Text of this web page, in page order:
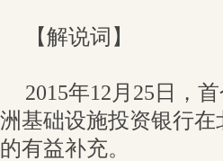
【解说词】
2015年12月25日，
洲基础设施投资银行
的有益补充。